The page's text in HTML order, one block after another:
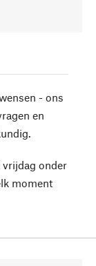
- ons
en
vrijdag onder
moment